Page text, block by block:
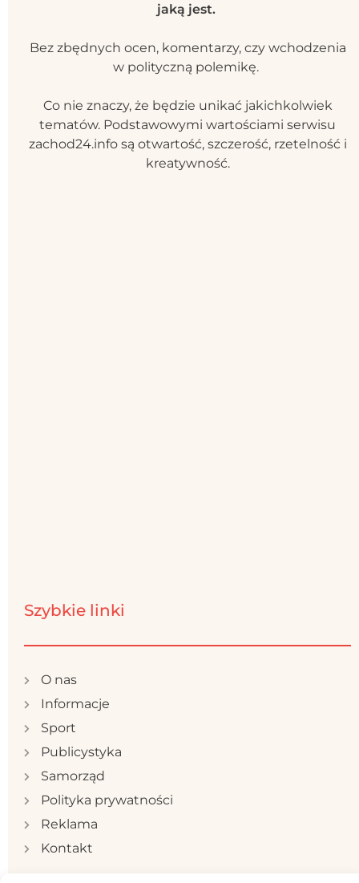
jaką jest.
Bez zbędnych ocen, komentarzy, czy wchodzenia
w polityczną polemikę.
Co nie znaczy, że będzie unikać jakichkolwiek
tematów. Podstawowymi wartościami serwisu
zachod24.info są otwartość, szczerość, rzetelność i
kreatywność.
Szybkie linki
O nas
Informacje
Sport
Publicystyka
Samorząd
Polityka prywatności
Reklama
Kontakt